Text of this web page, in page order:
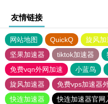
友情链接
网站地图 QuickQ 旋风加
坚果加速器
tiktok加速器
免费vqn外网加速
小蓝鸟
旋风加速器
免费vps加速器
快连加速器
快连加速器官网